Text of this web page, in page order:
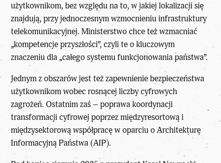
użytkownikom, bez względu na to, w jakiej lokalizacji się
znajdują, przy jednoczesnym wzmocnieniu infrastruktury
telekomunikacyjnej. Ministerstwo chce też wzmacniać
„kompetencje przyszłości”, czyli te o kluczowym
znaczeniu dla „całego systemu funkcjonowania państwa”.
Jednym z obszarów jest też zapewnienie bezpieczeństwa
użytkownikom wobec rosnącej liczby cyfrowych
zagrożeń. Ostatnim zaś – poprawa koordynacji
transformacji cyfrowej poprzez międzyresortową i
międzysektorową współpracę w oparciu o Architekturę
Informacyjną Państwa (AIP).